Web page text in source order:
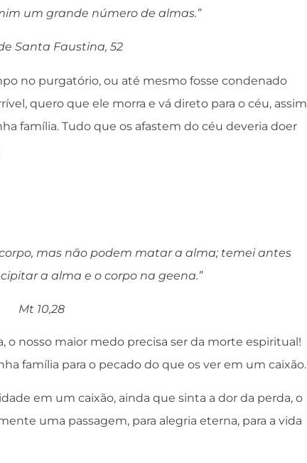
um grande número de almas.”
Santa Faustina, 52
no purgatório, ou até mesmo fosse condenado
quero que ele morra e vá direto para o céu, assim
família. Tudo que os afastem do céu deveria doer
mas não podem matar a alma; temei antes
a alma e o corpo na geena.”
Mt 10,28
o nosso maior medo precisa ser da morte espiritual!
família para o pecado do que os ver em um caixão.
em um caixão, ainda que sinta a dor da perda, o
uma passagem, para alegria eterna, para a vida